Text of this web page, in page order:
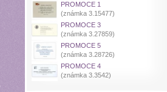
PROMOCE 1
(známka 3.15477)
PROMOCE 3
(známka 3.27859)
PROMOCE 5
(známka 3.28726)
PROMOCE 4
(známka 3.3542)